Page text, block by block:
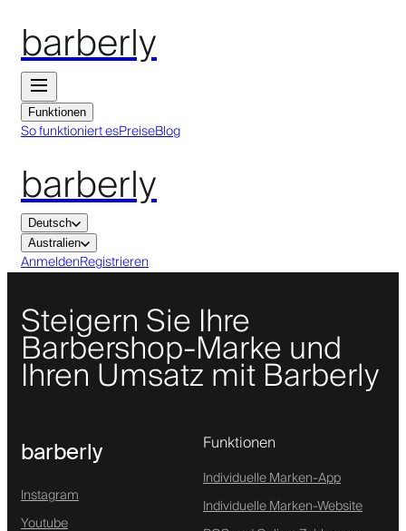
barberly
Funktionen
So funktioniert esPreiseBlog
barberly
Deutsch
Australien
AnmeldenRegistrieren
Steigern Sie Ihre
Barbershop-Marke und
Ihren Umsatz mit Barberly
barberly
Instagram
Youtube
Funktionen
Individuelle Marken-App
Individuelle Marken-Website